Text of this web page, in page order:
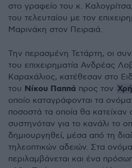
στο γραφείο του κ.
του τελευταίου με τον
Μαρινάκη στον Πειραιά.
Την περασμένη Τετάρτη, οι
του επιχειρηματία Ανδρέας
Καραχάλιος, κατέθεσαν στο
του Νίκου Παππά προς τον
οποίο καταγράφονται τα
ποσοστά τα οποία θα κατείχαν
συστηνόταν για το κανάλι το
δημιουργηθεί, μέσα από τη
τηλεοπτικών αδειών. Στα
περιλαμβάνεται και ένα